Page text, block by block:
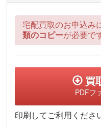
宅配買取のお申込み
類のコピーが必要で
買
PDFフ
印刷してご利用くださ